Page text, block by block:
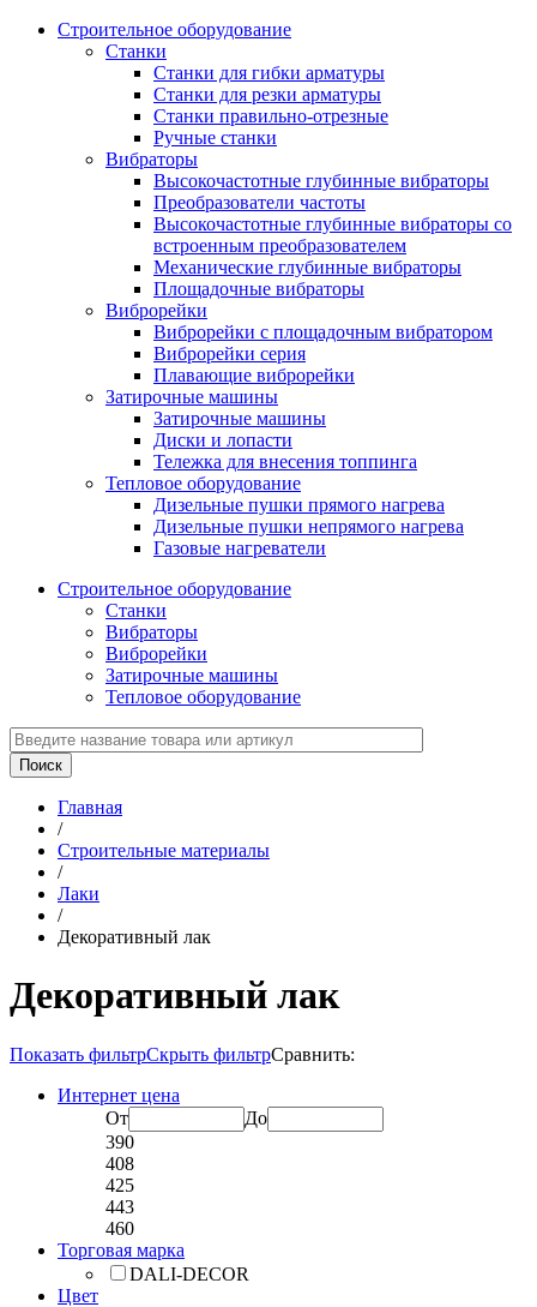
Строительное оборудование
Станки
Станки для гибки арматуры
Станки для резки арматуры
Станки правильно-отрезные
Ручные станки
Вибраторы
Высокочастотные глубинные вибраторы
Преобразователи частоты
Высокочастотные глубинные вибраторы со
встроенным преобразователем
Механические глубинные вибраторы
Площадочные вибраторы
Виброрейки
Виброрейки с площадочным вибратором
Виброрейки серия
Плавающие виброрейки
Затирочные машины
Затирочные машины
Диски и лопасти
Тележка для внесения топпинга
Тепловое оборудование
Дизельные пушки прямого нагрева
Дизельные пушки непрямого нагрева
Газовые нагреватели
Строительное оборудование
Станки
Вибраторы
Виброрейки
Затирочные машины
Тепловое оборудование
Главная
/
Строительные материалы
/
Лаки
/
Декоративный лак
Декоративный лак
Показать фильтрСкрыть фильтрСравнить:
Интернет цена
От
До
390
408
425
443
460
Торговая марка
DALI-DECOR
Цвет